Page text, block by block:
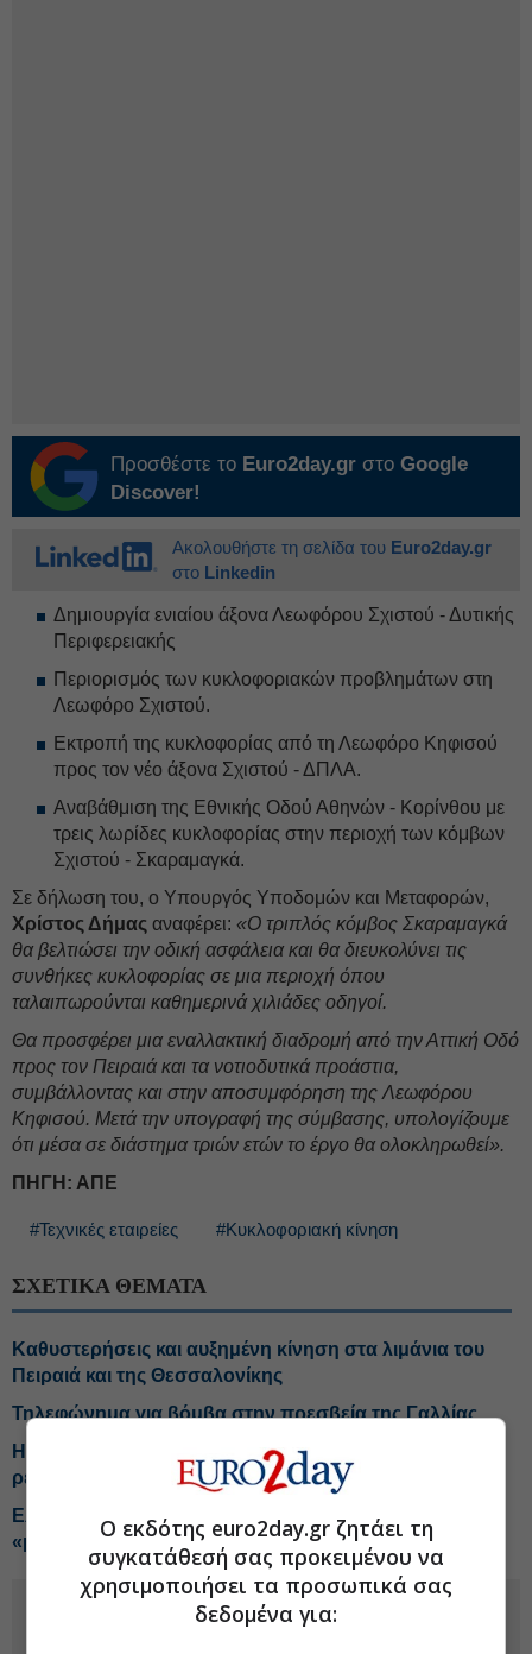
Προσθέστε το Euro2day.gr στο Google
Discover!
Ακολουθήστε τη σελίδα του Euro2day.gr
στο Linkedin
Δημιουργία ενιαίου άξονα Λεωφόρου Σχιστού - Δυτικής
Περιφερειακής
Περιορισμός των κυκλοφοριακών προβλημάτων στη
Λεωφόρο Σχιστού.
Εκτροπή της κυκλοφορίας από τη Λεωφόρο Κηφισού
προς τον νέο άξονα Σχιστού - ΔΠΛΑ.
Αναβάθμιση της Εθνικής Οδού Αθηνών - Κορίνθου με
τρεις λωρίδες κυκλοφορίας στην περιοχή των κόμβων
Σχιστού - Σκαραμαγκά.
Σε δήλωση του, ο Υπουργός Υποδομών και Μεταφορών,
Χρίστος Δήμας αναφέρει: «Ο τριπλός κόμβος Σκαραμαγκά
θα βελτιώσει την οδική ασφάλεια και θα διευκολύνει τις
συνθήκες κυκλοφορίας σε μια περιοχή όπου
ταλαιπωρούνται καθημερινά χιλιάδες οδηγοί.
Θα προσφέρει μια εναλλακτική διαδρομή από την Αττική Οδό
προς τον Πειραιά και τα νοτιοδυτικά προάστια,
συμβάλλοντας και στην αποσυμφόρηση της Λεωφόρου
Κηφισού. Μετά την υπογραφή της σύμβασης, υπολογίζουμε
ότι μέσα σε διάστημα τριών ετών το έργο θα ολοκληρωθεί».
ΠΗΓΗ: ΑΠΕ
#Τεχνικές εταιρείες #Κυκλοφοριακή κίνηση
ΣΧΕΤΙΚΑ ΘΕΜΑΤΑ
Καθυστερήσεις και αυξημένη κίνηση στα λιμάνια του
Πειραιά και της Θεσσαλονίκης
Τηλεφώνημα για βόμβα στην πρεσβεία της Γαλλίας
Η ΑΒΑΞ ανέλαβε την κατασκευή εργοστασίου
ρεύματος στη Λάρισα
Ελευσίνα–Οινόφυτα: Επιταχύνεται η ωρίμανση της
«μεγάλης παράκαμψης» της Αττικής
Ο εκδότης euro2day.gr ζητάει τη
συγκατάθεσή σας προκειμένου να
χρησιμοποιήσει τα προσωπικά σας
δεδομένα για: